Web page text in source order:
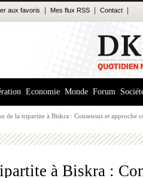
aux favoris Mes flux RSS Contact
Economie Monde Forum
de la tripartite à Biskra : Consensus et approche
à Biskra :